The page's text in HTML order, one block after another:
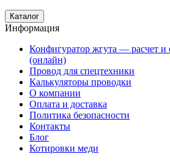
Каталог
Информация
Конфигуратор жгута — расчет и
(онлайн)
Провод для спецтехники
Калькуляторы проводки
О компании
Оплата и доставка
Политика безопасности
Контакты
Блог
Котировки меди